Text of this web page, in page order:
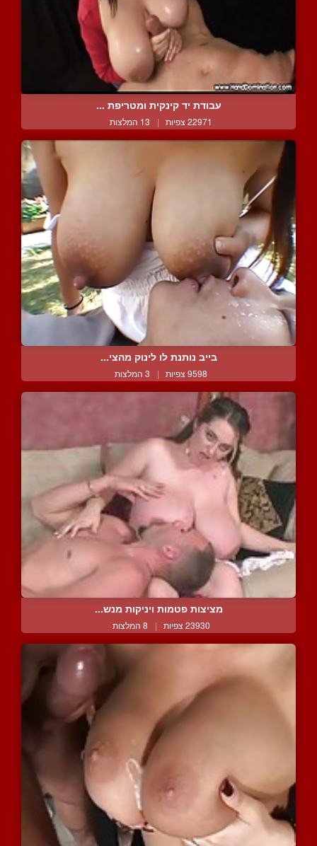
עבודת יד קינקית ומטריפת ...
22971 צפיות | 13 המלצות
בייב נותנת לו לינוק מהצי...
9598 צפיות | 3 המלצות
מציצות פטמות ויניקות מנש...
23930 צפיות | 8 המלצות